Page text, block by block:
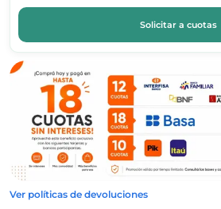
Solicitar a cuotas
Ver políticas de devoluciones